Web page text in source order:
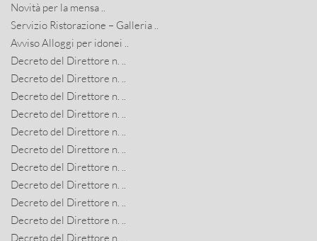
Novità per la mensa ..
Servizio Ristorazione – Galleria ..
Avviso Alloggi per idonei ..
Decreto del Direttore n. ..
Decreto del Direttore n. ..
Decreto del Direttore n. ..
Decreto del Direttore n. ..
Decreto del Direttore n. ..
Decreto del Direttore n. ..
Decreto del Direttore n. ..
Decreto del Direttore n. ..
Decreto del Direttore n. ..
Decreto del Direttore n. ..
Decreto del Direttore n. ..